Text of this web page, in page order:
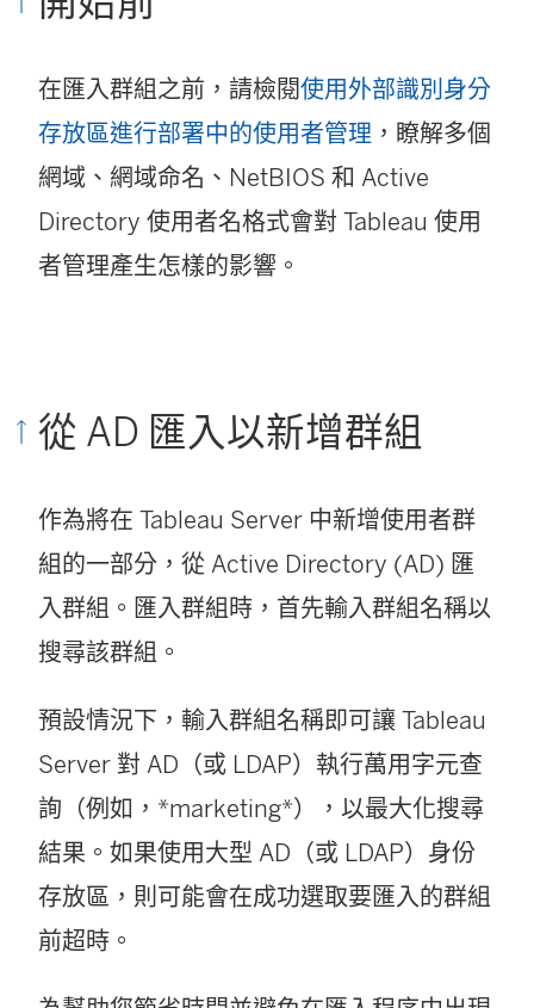
在匯入群組之前，請檢閱使用外部識別身分
存放區進行部署中的使用者管理 ，瞭解多個
網域、網域命名、NetBIOS 和 Active
Directory 使用者名格式會對 Tableau 使用
者管理產生怎樣的影響。
從 AD 匯入以新增群組
作為將在 Tableau Server 中新增使用者群
組的一部分，從 Active Directory (AD) 匯
入群組。匯入群組時，首先輸入群組名稱以
搜尋該群組。
預設情況下，輸入群組名稱即可讓 Tableau
Server 對 AD（或 LDAP）執行萬用字元查
詢（例如，*marketing*），以最大化搜尋
結果。如果使用大型 AD（或 LDAP）身份
存放區，則可能會在成功選取要匯入的群組
前超時。